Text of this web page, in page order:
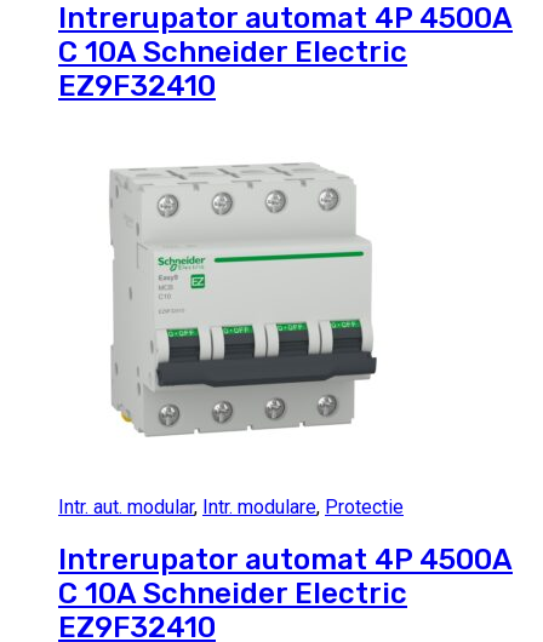
Intrerupator automat 4P 4500A
C 10A Schneider Electric
EZ9F32410
Intr. aut. modular, Intr. modulare, Protectie
Intrerupator automat 4P 4500A
C 10A Schneider Electric
EZ9F32410